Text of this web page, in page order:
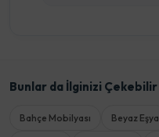
Bunlar da İlginizi Çekebilir
Bahçe Mobilyası Beyaz Eşya